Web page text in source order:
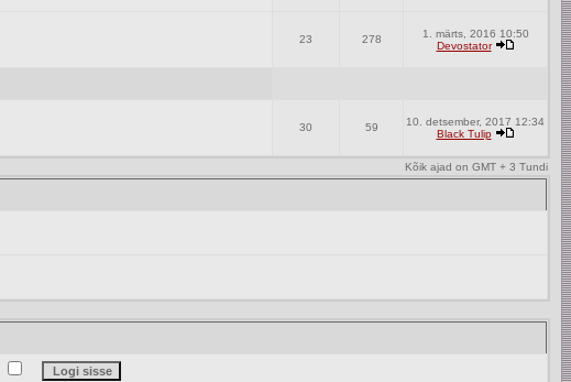
23 278
1. märts, 2016 10:50
Devostator
30 59
10. detsember, 2017 12:34
Black Tulip
Kõik ajad on GMT + 3 Tundi